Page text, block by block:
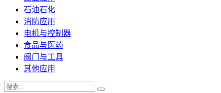
石油石化
消防应用
电机与控制器
食品与医药
阀门与工具
其他应用